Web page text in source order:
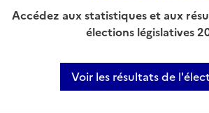
Accédez aux statistiques et aux
élections législatives
Voir les résultats de